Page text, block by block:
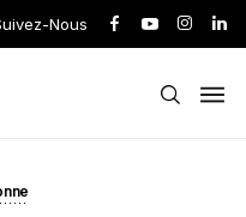
Nous